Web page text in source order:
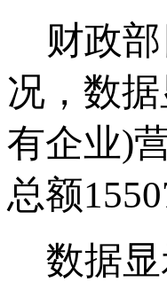
财政部
况，数
有企业)
总额
数据显